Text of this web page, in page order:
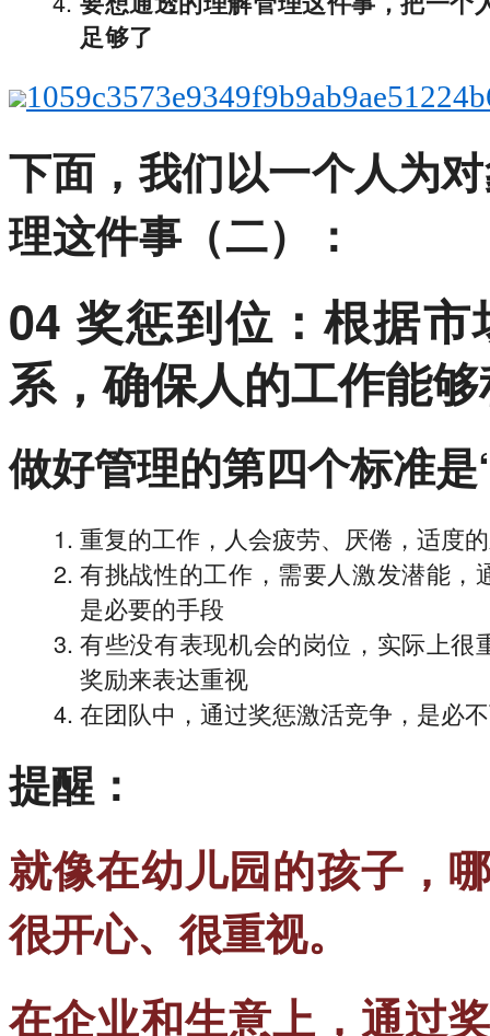
足够了
下面，我们以一个人为
理这件事（二）：
04 奖惩到位：根据
系，确保人的工作能
做好管理的第四个标准
重复的工作，人会疲劳、厌倦，适度
有挑战性的工作，需要人激发潜能，
是必要的手段
有些没有表现机会的岗位，实际上很
奖励来表达重视
在团队中，通过奖惩激活竞争，是必
提醒：
就像在幼儿园的孩子，
很开心、很重视。
在企业和生意上，通过